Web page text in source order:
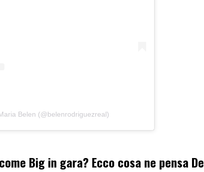
Belen (@belenrodriguezreal)
Big in gara? Ecco cosa ne pensa De